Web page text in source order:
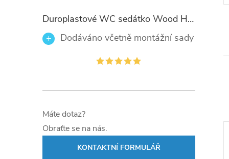
Duroplastové WC sedátko Wood Heart 82377 se zpomalovacím mechanismem SOFT-CLOSE
Dodáváno včetně montážní sady
Máte dotaz?
Obraťte se na nás.
KONTAKTNÍ FORMULÁŘ